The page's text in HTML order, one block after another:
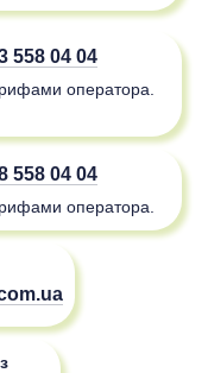
558 04 04
оператора.
558 04 04
оператора.